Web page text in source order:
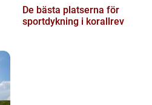
De bästa platserna för
sportdykning i korallrev